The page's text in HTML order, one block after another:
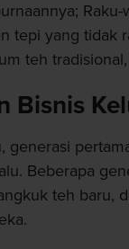
tepi yang tidak
teh
Bisnis
generasi
Beberapa
teh baru,